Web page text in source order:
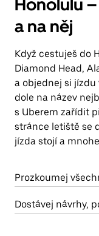
Honolulu
a na něj
Když cestuješ do
Diamond Head,
a objednej si
dole na název
s Uberem zařídit
stránce letiště se
jízda stojí a
Prozkoumej
Dostávej návrhy,